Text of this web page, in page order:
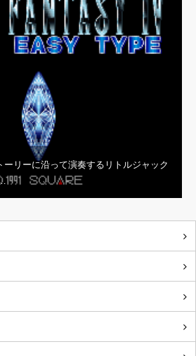
ーリーに沿って演奏するリトルジャック